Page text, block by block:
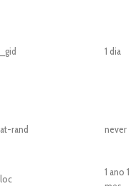
_gid 1 dia
at-rand never
loc
1 ano 1